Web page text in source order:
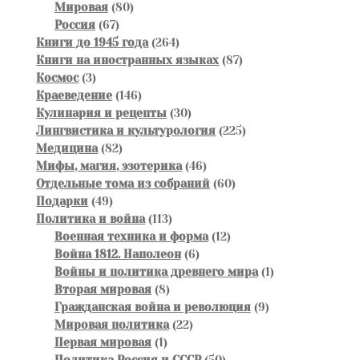
Мировая 8080
Россия 6767
товаров
Книги до 1945 года 264264
товара
Книги на иностранных языках 8787
Космос 33
товара
Краеведение 146146
товаров
Кулинария и рецепты 3030
товаров
Лингвистика и культурология 225225
Медицина 8282
товара
Мифы, магия, эзотерика 4646
товаров
Отдельные тома из собраний 6060
Подарки 4949
товаров
Политика и война 113113
товаров
Военная техника и форма 1212
Война 1812. Наполеон 66
товаров
Войны и политика древнего мира 11
Вторая мировая 88
товаров
Гражданская война и революция 99
Мировая политика 2222
Первая мировая 11